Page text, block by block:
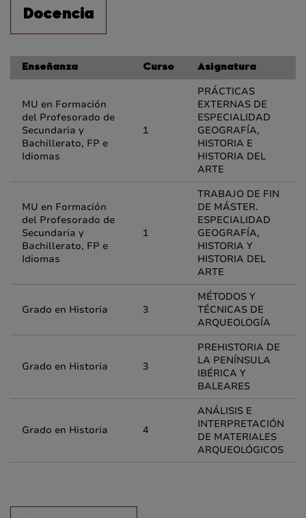
Docencia
Enseñanza Curso Asignatura
MU en Formación
del Profesorado de
Secundaria y
Bachillerato, FP e
Idiomas
1
PRÁCTICAS
EXTERNAS DE
ESPECIALIDAD
GEOGRAFÍA,
HISTORIA E
HISTORIA DEL
ARTE
MU en Formación
del Profesorado de
Secundaria y
Bachillerato, FP e
Idiomas
1
TRABAJO DE FIN
DE MÁSTER.
ESPECIALIDAD
GEOGRAFÍA,
HISTORIA Y
HISTORIA DEL
ARTE
Grado en Historia 3
MÉTODOS Y
TÉCNICAS DE
ARQUEOLOGÍA
Grado en Historia 3
PREHISTORIA DE
LA PENÍNSULA
IBÉRICA Y
BALEARES
Grado en Historia 4
ANÁLISIS E
INTERPRETACIÓN
DE MATERIALES
ARQUEOLÓGICOS